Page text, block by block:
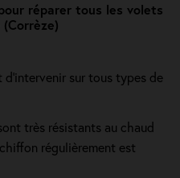
réparer tous les volets
sur tous types de
très résistants au chaud
régulièrement est